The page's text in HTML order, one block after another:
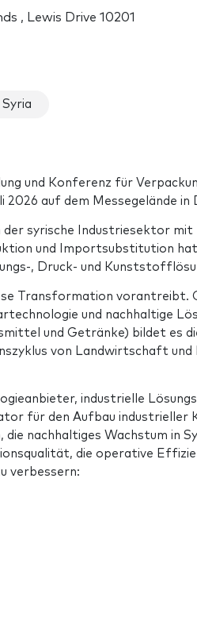
, Lewis Drive 10201
und Konferenz für
auf dem Messegelände
syrische Industriesektor mit
und Importsubstitution hat
, Druck- und
Transformation vorantreibt.
und nachhaltige
und Getränke) bildet es
von Landwirtschaft und
industrielle
für den Aufbau industrieller
nachhaltiges Wachstum in
die operative
verbessern: